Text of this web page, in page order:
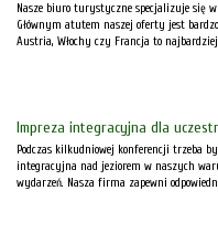
Nasze biuro turystyczne specjalizuje się
Głównym atutem naszej oferty jest
Austria, Włochy czy Francja to
Impreza integracyjna dla
Podczas kilkudniowej konferencji trzeba
integracyjna nad jeziorem w naszych
wydarzeń. Nasza firma zapewni